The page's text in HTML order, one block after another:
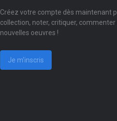
Créez votre compte dès maintenant
collection, noter, critiquer,
nouvelles oeuvres !
Je m'inscris